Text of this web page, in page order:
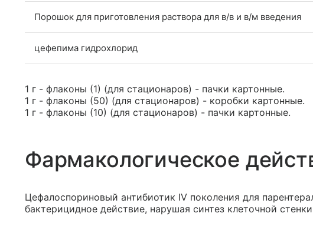
Порошок для приготовления раствора для в/в и в/м введения
цефепима гидрохлорид
1 г - флаконы (1) (для стационаров) - пачки картонные.
1 г - флаконы (50) (для стационаров) - коробки картонные.
1 г - флаконы (10) (для стационаров) - пачки картонные.
Фармакологическое
Цефалоспориновый антибиотик IV поколения для
бактерицидное действие, нарушая синтез клеточной